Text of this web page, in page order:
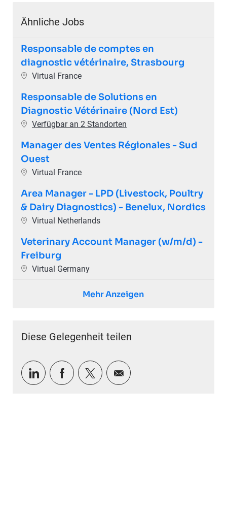
Ähnliche Jobs
Responsable de comptes en
diagnostic vétérinaire, Strasbourg
Ort Virtual France
Responsable de Solutions en
Diagnostic Vétérinaire (Nord Est)
Verfügbar an 2 Standorten
Manager des Ventes Régionales - Sud
Ouest
Ort Virtual France
Area Manager - LPD (Livestock, Poultry
& Dairy Diagnostics) - Benelux, Nordics
Ort Virtual Netherlands
Veterinary Account Manager (w/m/d) -
Freiburg
Ort Virtual Germany
Mehr Anzeigen
Diese Gelegenheit teilen
Über LinkedIn teilen
Über Facebook teilen
Über Twitter teilen
Per E-Mail teilen